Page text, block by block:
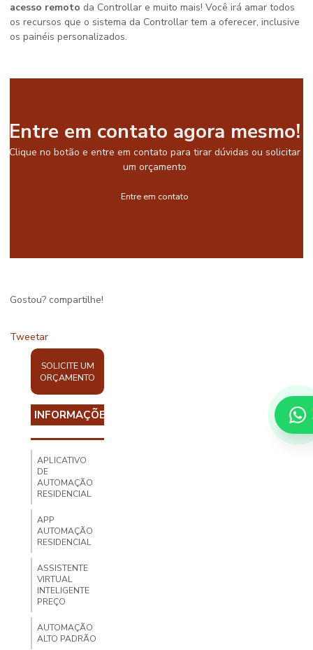
acesso remoto da Controllar e muito mais! Você irá amar todos
os recursos que o sistema da Controllar tem a oferecer, inclusive
os painéis personalizados.
Entre em contato agora mesmo!
Clique no botão e entre em contato para tirar dúvidas ou solicitar
um orçamento
Entre em contato
Gostou? compartilhe!
Tweetar
SOLICITE UM
ORÇAMENTO
INFORMAÇÕES
APLICATIVO
DE
AUTOMAÇÃO
RESIDENCIAL
APP
AUTOMAÇÃO
RESIDENCIAL
ASSISTENTE
VIRTUAL
INTELIGENTE
PREÇO
AUTOMAÇÃO
ALTO PADRÃO